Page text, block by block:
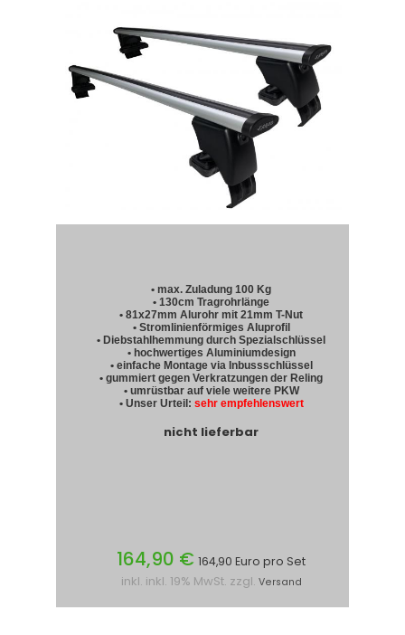
• max. Zuladung 100 Kg
• 130cm Tragrohrlänge
• 81x27mm Alurohr mit 21mm T-Nut
• Stromlinienförmiges Aluprofil
• Diebstahlhemmung durch Spezialschlüssel
• hochwertiges Aluminiumdesign
• einfache Montage via Inbussschlüssel
• gummiert gegen Verkratzungen der Reling
• umrüstbar auf viele weitere PKW
• Unser Urteil: sehr empfehlenswert
nicht lieferbar
164,90 € 164,90 Euro pro Set
inkl. inkl. 19% MwSt. zzgl. Versand